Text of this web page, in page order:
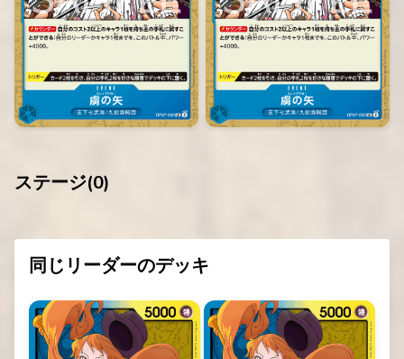
ステージ(0)
同じリーダーのデッキ